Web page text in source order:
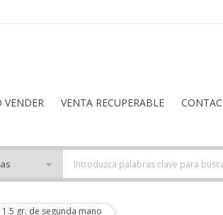
VENDER VENTA RECUPERABLE
gr. de segunda mano